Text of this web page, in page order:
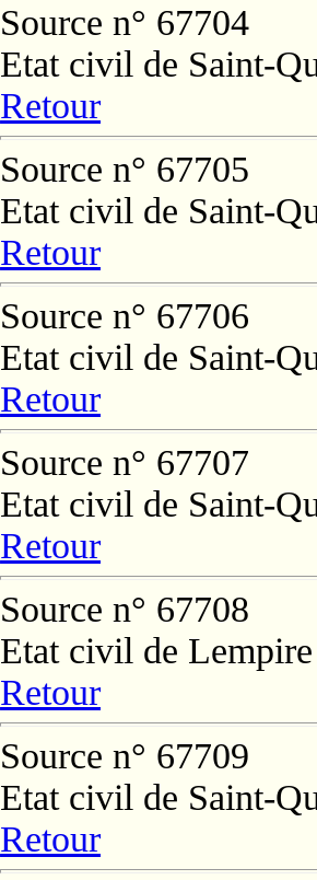
Source n° 67704
Etat civil de Saint-
Retour
Source n° 67705
Etat civil de Saint-
Retour
Source n° 67706
Etat civil de Saint-
Retour
Source n° 67707
Etat civil de Saint-
Retour
Source n° 67708
Etat civil de Lempire
Retour
Source n° 67709
Etat civil de Saint-
Retour